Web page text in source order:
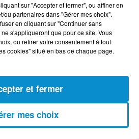
2026
2026
tués en juillet, le bilan
sur "Accepter et fermer", ou affiner en
ou partenaires dans "Gérer mes choix".
en cliquant sur "Continuer sans
s'appliqueront que pour ce site. Vous
ou retirer votre consentement à tout
cookies" situé en bas de chaque page.
mes choix
et fermer